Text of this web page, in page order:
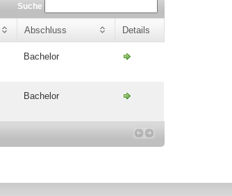
Suche
Abschluss Details
Bachelor
Bachelor